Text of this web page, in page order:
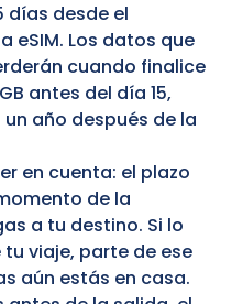
días desde el
eSIM. Los datos que
cuando finalice
antes del día 15,
año después de la
en cuenta: el plazo
de la
a tu destino. Si lo
viaje, parte de ese
aún estás en casa.